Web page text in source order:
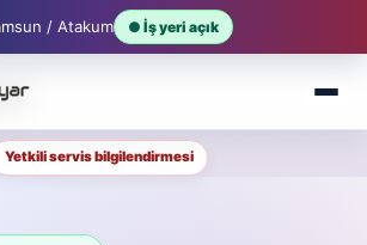
/ Atakum ● İş yeri açık
Yetkili servis bilgilendirmesi